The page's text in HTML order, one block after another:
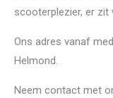
scooterplezier, er zit
Ons adres vanaf
Helmond.
Neem contact met